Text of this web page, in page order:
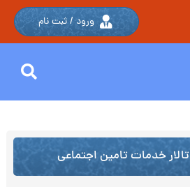
ورود / ثبت نام
تالار خدمات تامین اجتماعی